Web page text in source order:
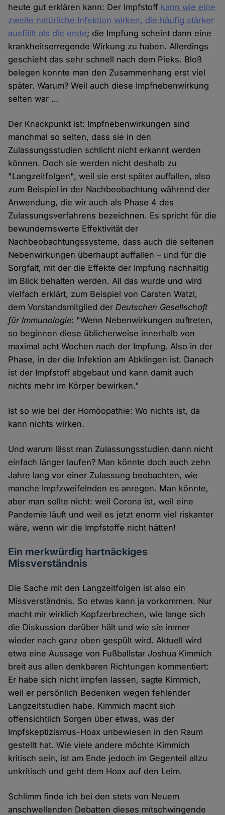
heute gut erklären kann: Der Impfstoff kann wie eine
zweite natürliche Infektion wirken, die häufig stärker
ausfällt als die erste; die Impfung scheint dann eine
krankheitserregende Wirkung zu haben. Allerdings
geschieht das sehr schnell nach dem Pieks. Bloß
belegen konnte man den Zusammenhang erst viel
später. Warum? Weil auch diese Impfnebenwirkung
selten war …
Der Knackpunkt ist: Impfnebenwirkungen sind
manchmal so selten, dass sie in den
Zulassungsstudien schlicht nicht erkannt werden
können. Doch sie werden nicht deshalb zu
"Langzeitfolgen", weil sie erst später auffallen, also
zum Beispiel in der Nachbeobachtung während der
Anwendung, die wir auch als Phase 4 des
Zulassungsverfahrens bezeichnen. Es spricht für die
bewundernswerte Effektivität der
Nachbeobachtungssysteme, dass auch die seltenen
Nebenwirkungen überhaupt auffallen – und für die
Sorgfalt, mit der die Effekte der Impfung nachhaltig
im Blick behalten werden. All das wurde und wird
vielfach erklärt, zum Beispiel von Carsten Watzl,
dem Vorstandsmitglied derDeutschen Gesellschaft
für Immunologie: "Wenn Nebenwirkungen auftreten,
so beginnen diese üblicherweise innerhalb von
maximal acht Wochen nach der Impfung. Also in der
Phase, in der die Infektion am Abklingen ist. Danach
ist der Impfstoff abgebaut und kann damit auch
nichts mehr im Körper bewirken."
Ist so wie bei der Homöopathie: Wo nichts ist, da
kann nichts wirken.
Und warum lässt man Zulassungsstudien dann nicht
einfach länger laufen? Man könnte doch auch zehn
Jahre lang vor einer Zulassung beobachten, wie
manche Impfzweifelnden es anregen. Man könnte,
aber man sollte nicht: weil Corona ist, weil eine
Pandemie läuft und weil es jetzt enorm viel riskanter
wäre, wenn wir die Impfstoffe nicht hätten!
Ein merkwürdig hartnäckiges
Missverständnis
Die Sache mit den Langzeitfolgen ist also ein
Missverständnis. So etwas kann ja vorkommen. Nur
macht mir wirklich Kopfzerbrechen, wie lange sich
die Diskussion darüber hält und wie sie immer
wieder nach ganz oben gespült wird. Aktuell wird
etwa eine Aussage von Fußballstar Joshua Kimmich
breit aus allen denkbaren Richtungen kommentiert:
Er habe sich nicht impfen lassen, sagte Kimmich,
weil er persönlich Bedenken wegen fehlender
Langzeitstudien habe. Kimmich macht sich
offensichtlich Sorgen über etwas, was der
Impfskeptizismus-Hoax unbewiesen in den Raum
gestellt hat. Wie viele andere möchte Kimmich
kritisch sein, ist am Ende jedoch im Gegenteil allzu
unkritisch und geht dem Hoax auf den Leim.
Schlimm finde ich bei den stets von Neuem
anschwellenden Debatten dieses mitschwingende